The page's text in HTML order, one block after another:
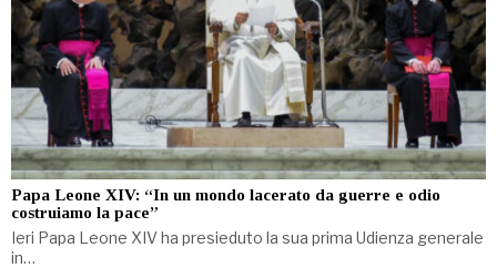
Papa Leone XIV: “In un mondo lacerato da guerre e odio
costruiamo la pace”
Ieri Papa Leone XIV ha presieduto la sua prima Udienza generale
in…